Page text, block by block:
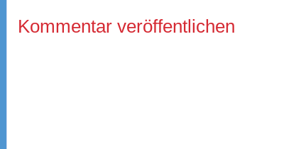
Kommentar veröffentlichen